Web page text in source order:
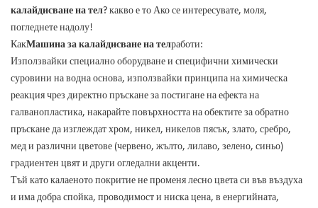
калайдисване на тел? какво е то Ако се интересувате, моля,
погледнете надолу!
КакМашина за калайдисване на телработи:
Използвайки специално оборудване и специфични химически
суровини на водна основа, използвайки принципа на химическа
реакция чрез директно пръскане за постигане на ефекта на
галванопластика, накарайте повърхността на обектите за обратно
пръскане да изглеждат хром, никел, никелов пясък, злато, сребро,
мед и различни цветове (червено, жълто, лилаво, зелено, синьо)
градиентен цвят и други огледални акценти.
Тъй като калаеното покритие не променя лесно цвета си във въздуха
и има добра спойка, проводимост и ниска цена, в енергийната,